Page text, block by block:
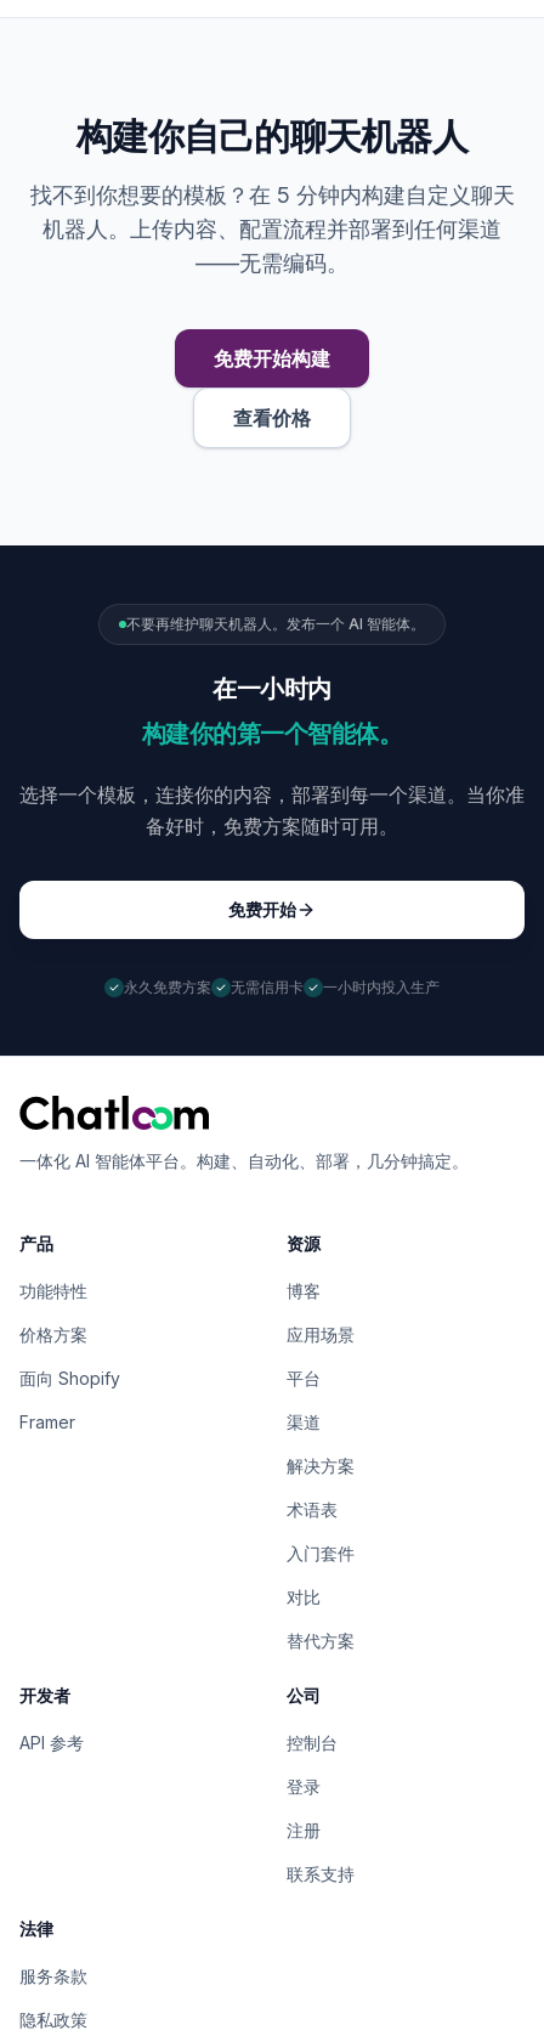
构建你自己的聊天机器人
找不到你想要的模板？在 5 分钟内构建自定义聊天
机器人。上传内容、配置流程并部署到任何渠道
——无需编码。
免费开始构建
查看价格
不要再维护聊天机器人。发布一个 AI 智能体。
在一小时内
构建你的第一个智能体。
选择一个模板，连接你的内容，部署到每一个渠道。当你准
备好时，免费方案随时可用。
免费开始
永久免费方案 无需信用卡 一小时内投入生产
一体化 AI 智能体平台。构建、自动化、部署，几分钟搞定。
产品
功能特性
价格方案
面向 Shopify
Framer
资源
博客
应用场景
平台
渠道
解决方案
术语表
入门套件
对比
替代方案
开发者
API 参考
公司
控制台
登录
注册
联系支持
法律
服务条款
隐私政策